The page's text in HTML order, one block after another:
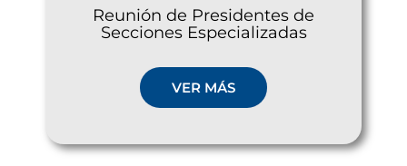
Reunión de Presidentes de
Secciones Especializadas
VER MÁS